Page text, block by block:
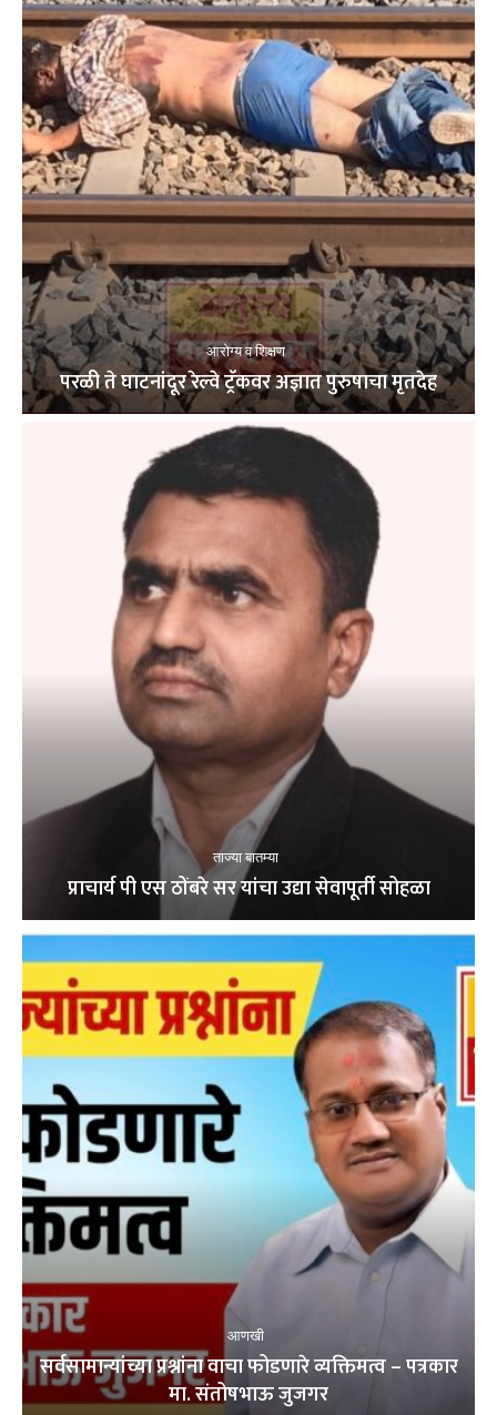
आरोग्य व शिक्षण
परळी ते घाटनांदूर रेल्वे ट्रॅकवर अज्ञात पुरुषाचा मृतदेह
ताज्या बातम्या
प्राचार्य पी एस ठोंबरे सर यांचा उद्या सेवापूर्ती सोहळा
आणखी
सर्वसामान्यांच्या प्रश्नांना वाचा फोडणारे व्यक्तिमत्व – पत्रकार
मा. संतोषभाऊ जुजगर